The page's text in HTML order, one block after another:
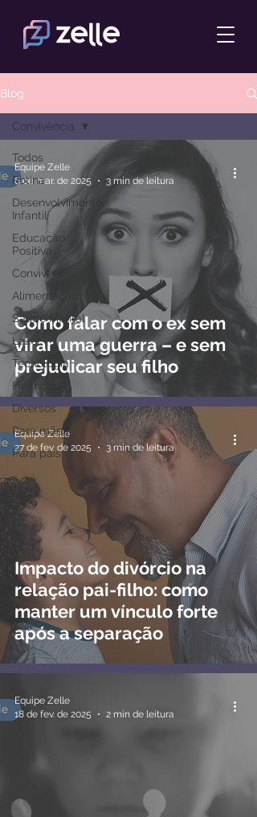
Blog
Todos
Rotina
Desenvolvimento
Infantil
Educação
Positiva
Convivência
Alimentação
Saúde Mental
Lazer
Tecnologia
Finanças
Diversos
Para mães
Para pais
Convivência
Como falar com o ex sem
virar uma guerra – e sem
prejudicar seu filho
Equipe Zelle
6 de mar. de 2025
3 min de leitura
Impacto do divórcio na
relação pai-filho: como
manter um vínculo forte
após a separação
Equipe Zelle
27 de fev. de 2025
3 min de leitura
Equipe Zelle
18 de fev. de 2025
2 min de leitura